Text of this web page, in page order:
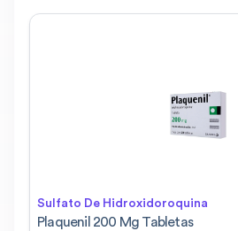
Sulfato De Hidroxidoroquina
Plaquenil 200 Mg Tabletas